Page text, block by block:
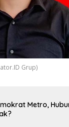
Grup)
Metro,